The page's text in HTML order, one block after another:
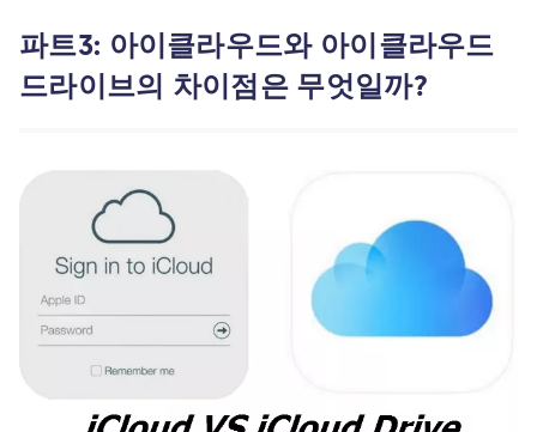
파트3: 아이클라우드와 아이클라우드
드라이브의 차이점은 무엇일까?